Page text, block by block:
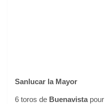
Sanlucar la Mayor
6 toros de Buenavistapour